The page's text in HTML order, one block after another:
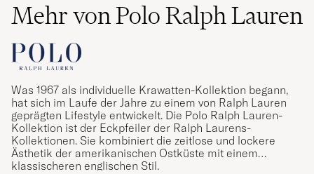
Mehr von Polo Ralph Lauren
Was 1967 als individuelle Krawatten-Kollektion begann,
hat sich im Laufe der Jahre zu einem von Ralph Lauren
geprägten Lifestyle entwickelt. Die Polo Ralph Lauren-
Kollektion ist der Eckpfeiler der Ralph Laurens-
Kollektionen. Sie kombiniert die zeitlose und lockere
Ästhetik der amerikanischen Ostküste mit einem
klassischeren englischen Stil.